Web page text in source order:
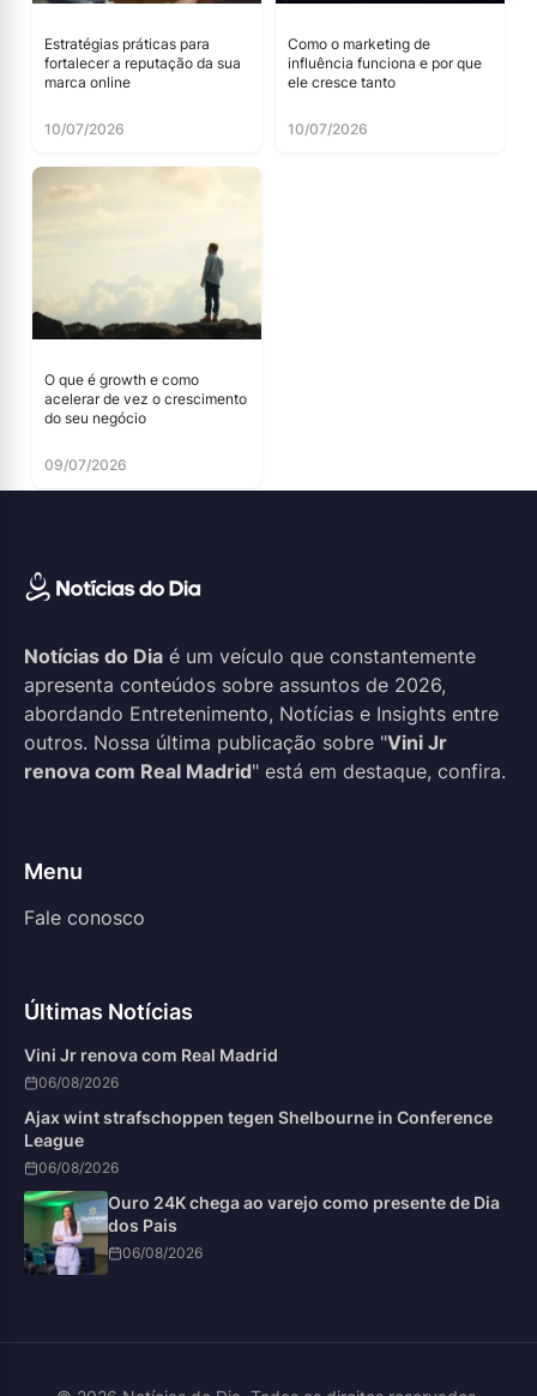
Estratégias práticas para
fortalecer a reputação da sua
marca online
10/07/2026
Como o marketing de
influência funciona e por que
ele cresce tanto
10/07/2026
O que é growth e como
acelerar de vez o crescimento
do seu negócio
09/07/2026
Notícias do Dia é um veículo que constantemente
apresenta conteúdos sobre assuntos de 2026,
abordando Entretenimento, Notícias e Insights entre
outros. Nossa última publicação sobre "Vini Jr
renova com Real Madrid" está em destaque, confira.
Menu
Fale conosco
Últimas Notícias
Vini Jr renova com Real Madrid
06/08/2026
Ajax wint strafschoppen tegen Shelbourne in Conference
League
06/08/2026
Ouro 24K chega ao varejo como presente de Dia
dos Pais
06/08/2026